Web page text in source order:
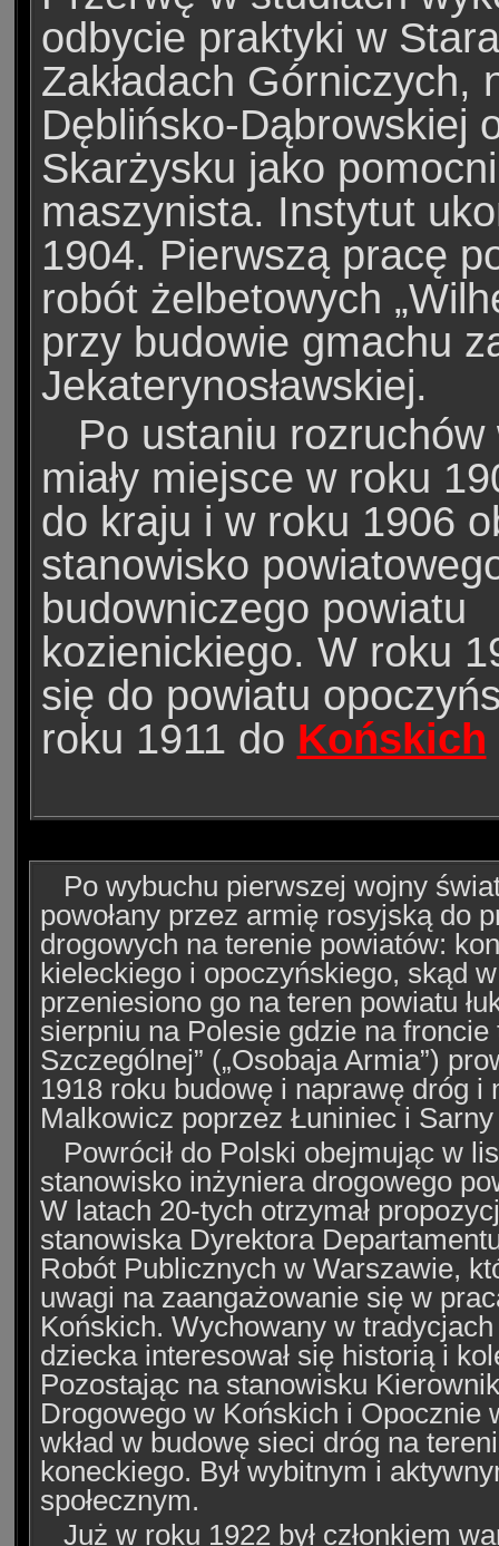
odbycie praktyki w
Zakładach Górniczych,
Dęblińsko-Dąbrowskiej
Skarżysku jako
maszynista. Instytut
1904. Pierwszą pracę
robót żelbetowych
przy budowie gmachu
Jekaterynosławskiej.
Po ustaniu rozruchów
miały miejsce w roku
do kraju i w roku 1906
stanowisko
budowniczego powiatu
kozienickiego. W roku
się do powiatu
roku 1911 do Końskich
Po wybuchu pierwszej wojny
powołany przez armię rosyjską do
drogowych na terenie powiatów:
kieleckiego i opoczyńskiego, skąd
przeniesiono go na teren powiatu
sierpniu na Polesie gdzie na froncie
Szczególnej” („Osobaja Armia”)
1918 roku budowę i naprawę dróg i
Malkowicz poprzez Łuniniec i
Powrócił do Polski obejmując w
stanowisko inżyniera drogowego
W latach 20-tych otrzymał
stanowiska Dyrektora
Robót Publicznych w Warszawie,
uwagi na zaangażowanie się w
Końskich. Wychowany w
dziecka interesował się historią i
Pozostając na stanowisku
Drogowego w Końskich i Opocznie
wkład w budowę sieci dróg na
koneckiego. Był wybitnym i
społecznym.
Już w roku 1922 był członkiem